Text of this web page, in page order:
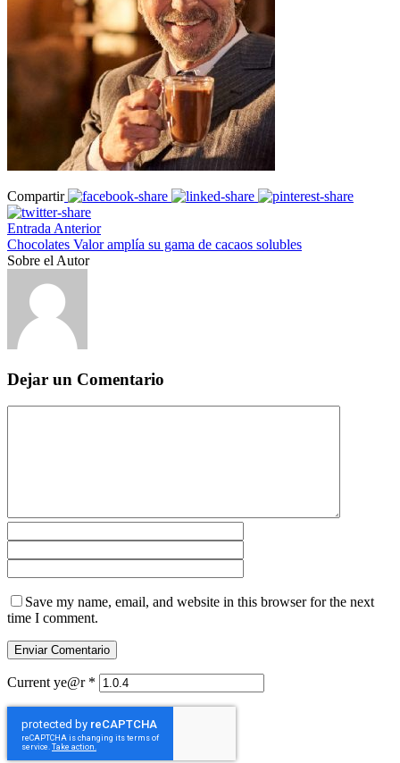
Compartir
Entrada Anterior
Chocolates Valor amplía su gama de cacaos solubles
Sobre el Autor
Dejar un Comentario
Save my name, email, and website in this browser for the next
time I comment.
Current ye@r *